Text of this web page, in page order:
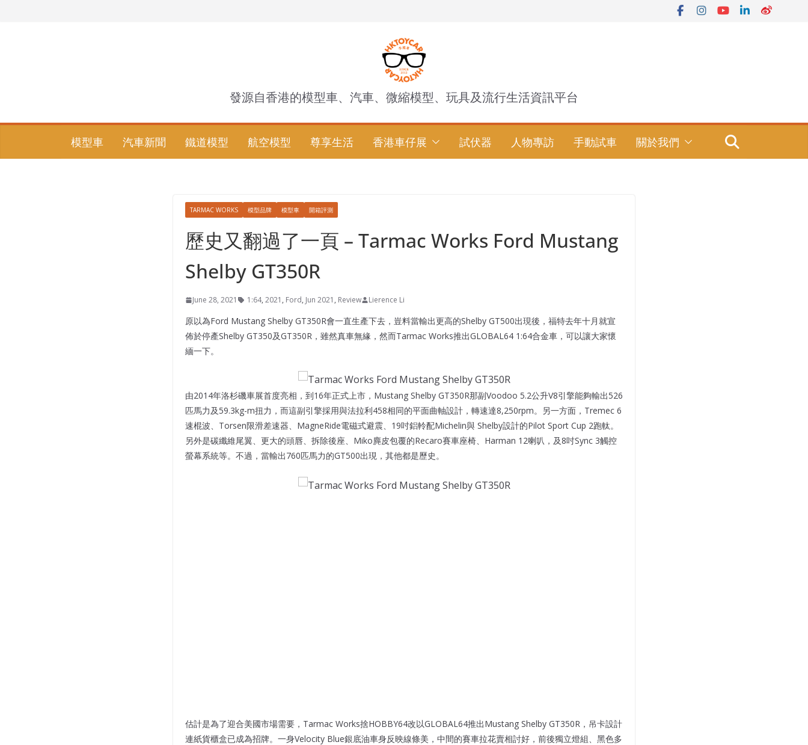
發源自香港的模型車、汽車、微縮模型、玩具及流行生活資訊平台
模型車 汽車新聞 鐵道模型 航空模型 尊享生活 香港車仔展 試伏器 人物專訪 手動試車 關於我們
TARMAC WORKS 模型品牌 模型車 開箱評測
歷史又翻過了一頁 – Tarmac Works Ford Mustang
Shelby GT350R
June 28, 2021 1:64, 2021 , Ford, Jun 2021 , Review Lierence Li
原以為Ford Mustang Shelby GT350R會一直生產下去，豈料當輸出更高的Shelby GT500出現後，福特去年十月就宣
佈於停產Shelby GT350及GT350R，雖然真車無緣，然而Tarmac Works推出GLOBAL64 1:64合金車，可以讓大家懷
緬一下。
由2014年洛杉磯車展首度亮相，到16年正式上市，Mustang Shelby GT350R那副Voodoo 5.2公升V8引擎能夠輸出526
匹馬力及59.3kg-m扭力，而這副引擎採用與法拉利458相同的平面曲軸設計，轉速達8,250rpm。另一方面，Tremec 6
速棍波、Torsen限滑差速器、MagneRide電磁式避震、19吋鋁軨配Michelin與 Shelby設計的Pilot Sport Cup 2跑軚。
另外是碳纖維尾翼、更大的頭唇、拆除後座、Miko麂皮包覆的Recaro賽車座椅、Harman 12喇叭，及8吋Sync 3觸控
螢幕系統等。不過，當輸出760匹馬力的GT500出現，其他都是歷史。
估計是為了迎合美國市場需要，Tarmac Works捨HOBBY64改以GLOBAL64推出Mustang Shelby GT350R，吊卡設計
連紙貨櫃盒已成為招牌。一身Velocity Blue銀底油車身反映線條美，中間的賽車拉花賣相討好，前後獨立燈組、黑色多